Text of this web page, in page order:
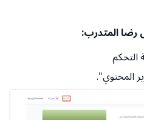
المتدرب:
التحكم
المحتوي".